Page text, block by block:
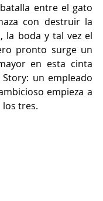
entre el gato
con destruir la
la boda y tal vez el
pronto surge un
en esta cinta
un empleado
empieza a
tres.